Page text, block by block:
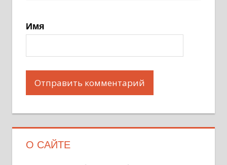
Имя
О САЙТЕ